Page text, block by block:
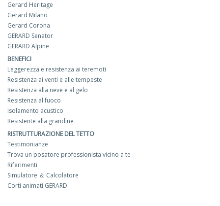
Gerard Heritage
Gerard Milano
Gerard Corona
GERARD Senator
GERARD Alpine
BENEFICI
Leggerezza e resistenza ai teremoti
Resistenza ai venti e alle tempeste
Resistenza alla neve e al gelo
Resistenza al fuoco
Isolamento acustico
Resistente alla grandine
RISTRUTTURAZIONE DEL TETTO
Testimonianze
Trova un posatore professionista vicino a te
Riferimenti
Simulatore ＆ Calcolatore
Corti animati GERARD